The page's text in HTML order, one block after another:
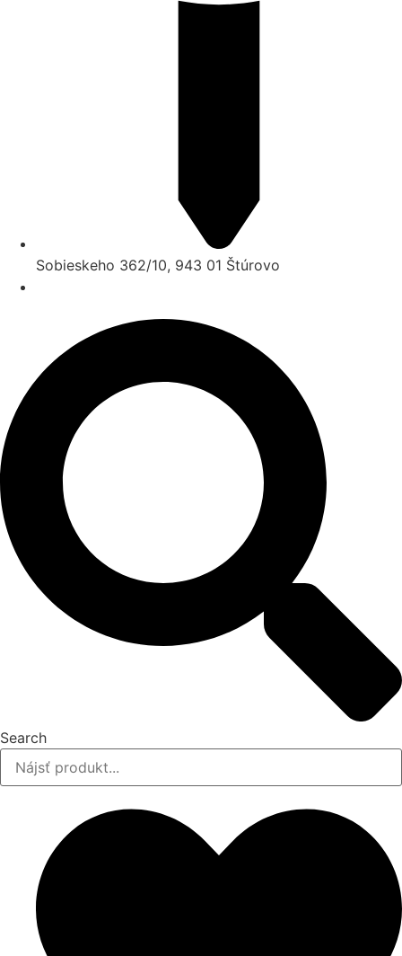
Sobieskeho 362/10, 943 01 Štúrovo
Search